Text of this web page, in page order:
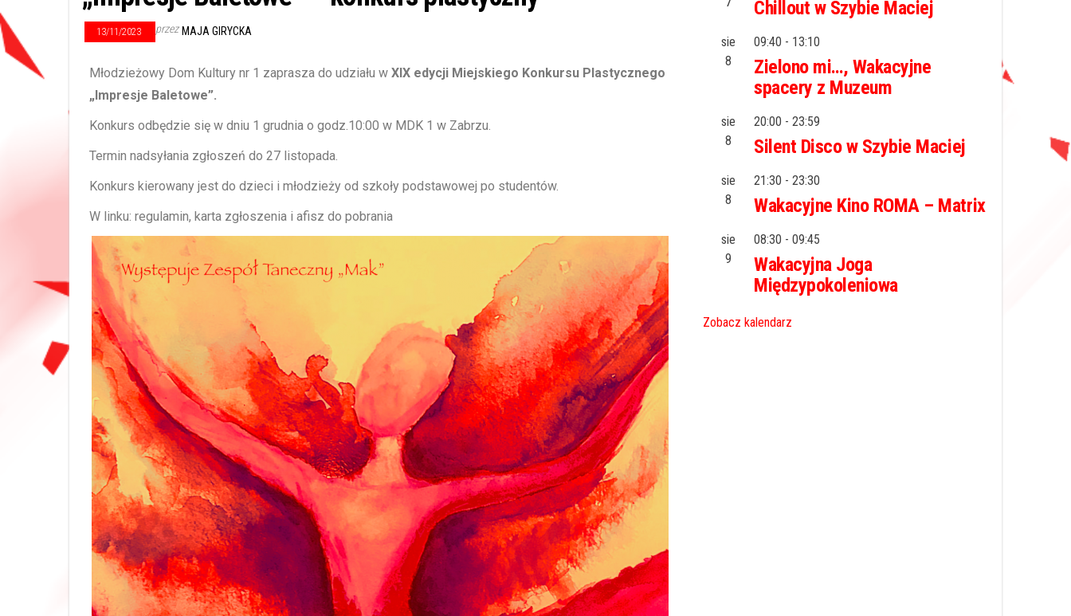
13/11/2023 przez MAJA GIRYCKA
Młodzieżowy Dom Kultury nr 1 zaprasza do udziału w XIX edycji Miejskiego Konkursu Plastycznego
„Impresje Baletowe”.
Konkurs odbędzie się w dniu 1 grudnia o godz.10:00 w MDK 1 w Zabrzu.
Termin nadsyłania zgłoszeń do 27 listopada.
Konkurs kierowany jest do dzieci i młodzieży od szkoły podstawowej po studentów.
W linku: regulamin, karta zgłoszenia i afisz do pobrania
Chillout w Szybie Maciej
sie
8
09:40 - 13:10
Zielono mi…, Wakacyjne
spacery z Muzeum
sie
8
20:00 - 23:59
Silent Disco w Szybie Maciej
sie
8
21:30 - 23:30
Wakacyjne Kino ROMA – Matrix
sie
9
08:30 - 09:45
Wakacyjna Joga
Międzypokoleniowa
Zobacz kalendarz